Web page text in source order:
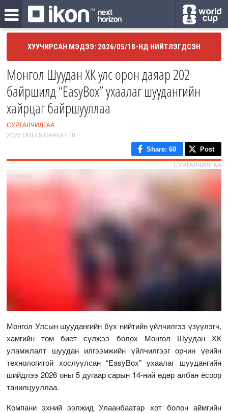
ХУУЧИРСАН МЭДЭЭ: 2026/05/18-НД НИЙТЛЭГДСЭН
Монгол Шуудан ХК улс орон даяар 202
байршилд “EasyBox” ухаалаг шуудангийн
хайрцаг байршууллаа
СУРТАЛЧИЛГАА
2026 ОНЫ 5 САРЫН 18
Share: 60 Post
СУРТАЛЧИЛГАА
Монгол Улсын шуудангийн бүх нийтийн үйлчилгээ үзүүлэгч,
хамгийн том биет сүлжээ болох Монгол Шуудан ХК
уламжлалт шуудан илгээмжийн үйлчилгээг орчин үеийн
технологитой хослуулсан “EasyBox” ухаалаг шуудангийн
шийдлээ 2026 оны 5 дугаар сарын 14-ний өдөр албан ёсоор
танилцууллаа.
Компани эхний ээлжид Улаанбаатар хот болон аймгийн